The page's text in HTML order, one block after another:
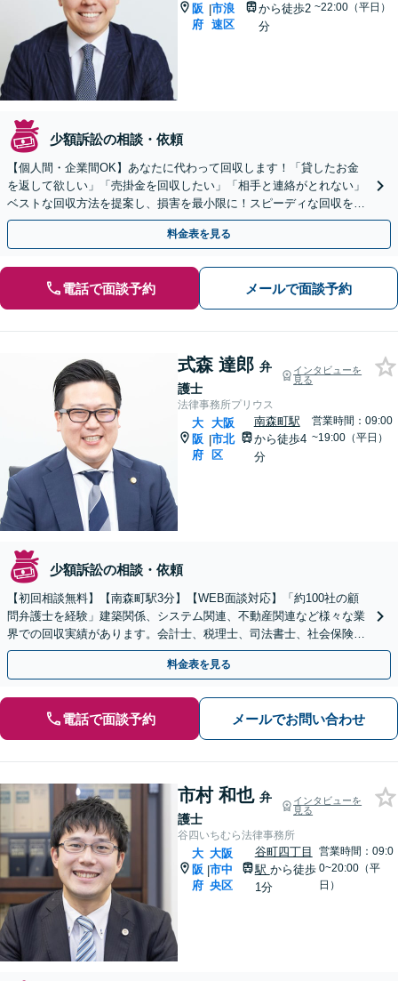
阪
府
|市浪
速区
から徒歩2
分
~22:00（平日）
少額訴訟の相談・依頼
【個人間・企業間OK】あなたに代わって回収します！「貸したお金
を返して欲しい」「売掛金を回収したい」「相手と連絡がとれない」
ベストな回収方法を提案し、損害を最小限に！スピーディな回収を目
指します【Google口コミ高評価⭐️】
料金表を見る
電話で面談予約 メールで面談予約
式森 達郎 弁
護士
インタビューを
見る
法律事務所プリウス
大
阪
府
|
大阪
市北
区
南森町駅
から徒歩4
分
営業時間：09:00
~19:00（平日）
少額訴訟の相談・依頼
【初回相談無料】【南森町駅3分】【WEB面談対応】「約100社の顧
問弁護士を経験」建築関係、システム関連、不動産関連など様々な業
界での回収実績があります。会計士、税理士、司法書士、社会保険労
務士など信頼できる士業と連携【休日・夜間相談可】
料金表を見る
電話で面談予約 メールでお問い合わせ
市村 和也 弁
護士
インタビューを
見る
谷四いちむら法律事務所
大
阪
府
|
大阪
市中
央区
谷町四丁目
駅 から徒歩
1分
営業時間：09:0
0~20:00（平
日）